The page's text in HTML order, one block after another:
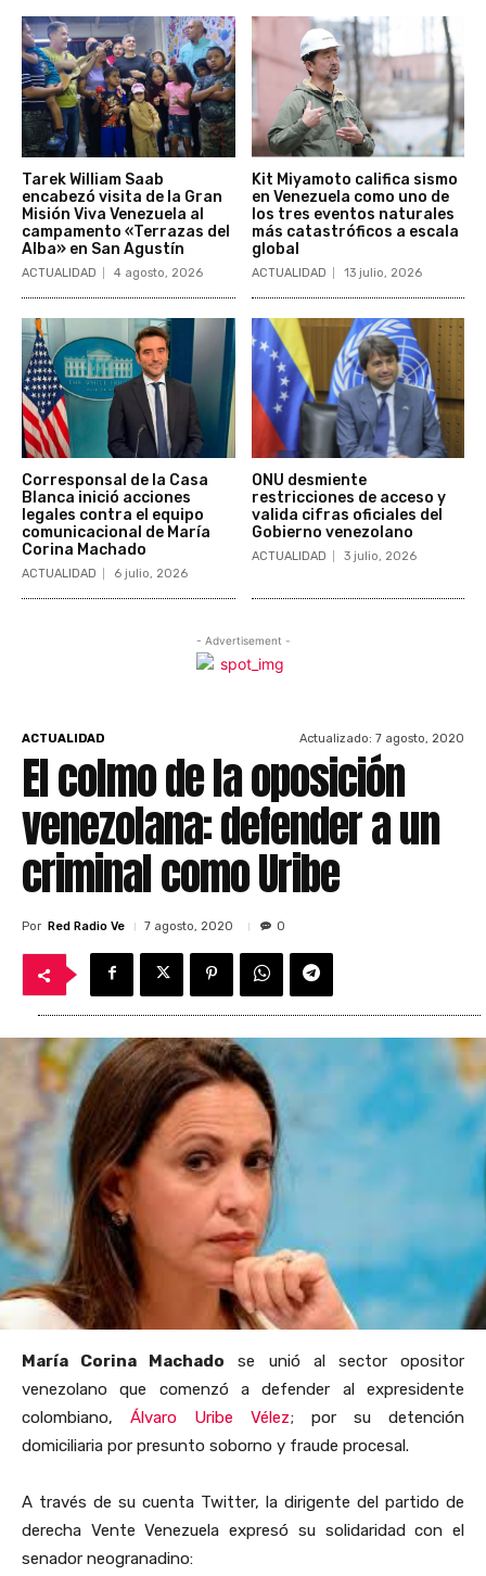
Tarek William Saab
encabezó visita de la Gran
Misión Viva Venezuela al
campamento «Terrazas del
Alba» en San Agustín
ACTUALIDAD 4 agosto, 2026
Kit Miyamoto califica sismo
en Venezuela como uno de
los tres eventos naturales
más catastróficos a escala
global
ACTUALIDAD 13 julio, 2026
Corresponsal de la Casa
Blanca inició acciones
legales contra el equipo
comunicacional de María
Corina Machado
ACTUALIDAD 6 julio, 2026
ONU desmiente
restricciones de acceso y
valida cifras oficiales del
Gobierno venezolano
ACTUALIDAD 3 julio, 2026
- Advertisement -